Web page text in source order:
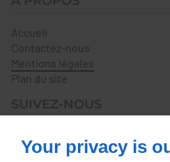
Accueil
Contactez-nous
Mentions légales
Plan du site
SUIVEZ-NOUS
Your privacy is